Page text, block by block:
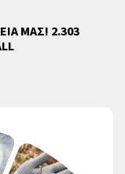
ΜΑΣ! 2.303